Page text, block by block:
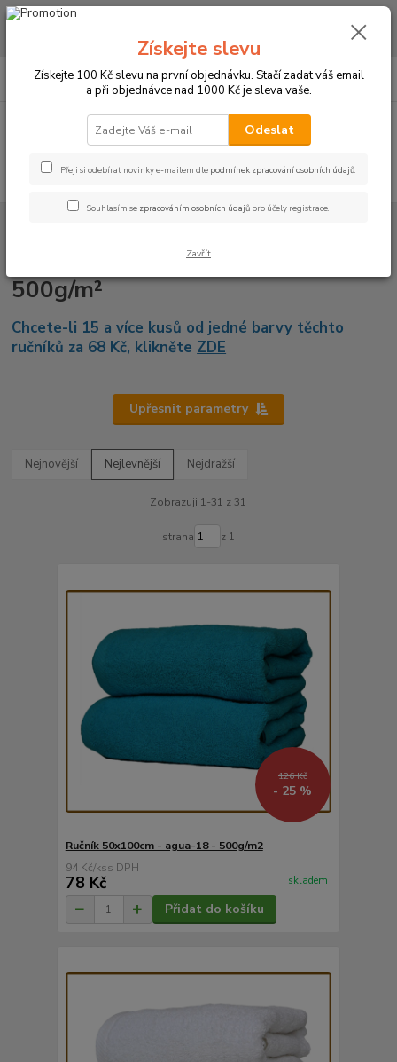
CHCETE NAKOUPIT VĚTŠÍ MNOŽSTVÍ NAŠICH PRODUKTŮ ZA LEPŠÍ
CZK
Hledat
+420 773 794 023
Pondělí-pátek 9-16 hodin
0
Ručníky 50x100cm bez bordury -
500g/m²
Chcete-li 15 a více kusů od jedné barvy těchto
ručníků za 68 Kč, klikněte ZDE
Upřesnit parametry
Nejnovější Nejlevnější Nejdražší
Zobrazuji 1-31 z 31
strana z 1
126 Kč
- 25 %
Ručník 50x100cm - agua-18 - 500g/m2
94 Kč/ks
78 Kč skladem
Přidat do košíku
Získejte slevu
Získejte 100 Kč slevu na první objednávku. Stačí zadat váš email
a při objednávce nad 1000 Kč je sleva vaše.
Odeslat
Přeji si odebírat novinky e-mailem dle podmínek zpracování osobních údajů.
Souhlasím se zpracováním osobních údajů pro účely registrace.
Zavřít